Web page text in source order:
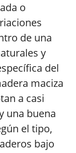
o
de una
y
del
maciza
a casi
una buena
el tipo,
bajo